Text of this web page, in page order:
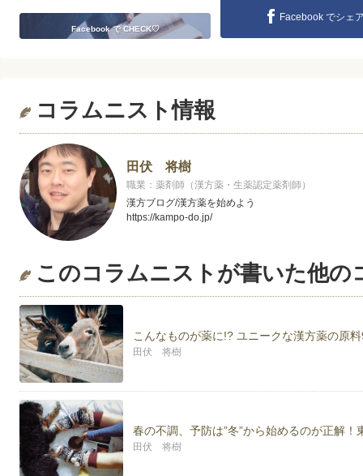
Facebook で CHECK♡
Facebook でシェ
コラムニスト情報
田伏 将樹
職業：薬剤師（漢方薬・生薬認定薬剤師）
漢方ブログ/漢方薬を始めよう
https://kampo-do.jp/
このコラムニストが書いた他の
こんなものが薬に!? ユニークな漢方薬の原
田伏 将樹
春の不調、予防は”冬”から始めるのが正解
田伏 将樹